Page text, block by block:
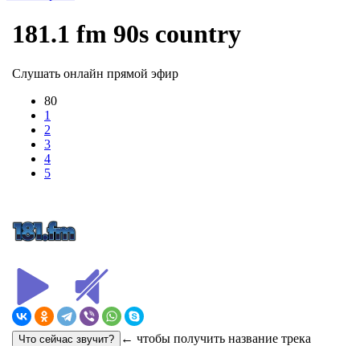
181.1 fm 90s country
Слушать онлайн прямой эфир
80
1
2
3
4
5
← чтобы получить название трека